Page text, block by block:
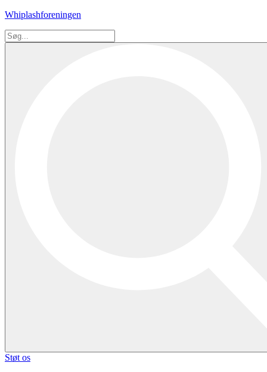
Whiplashforeningen
Støt os